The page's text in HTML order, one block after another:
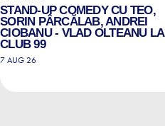
STAND-UP COMEDY CU TEO,
SORIN PÂRCĂLAB, ANDREI
CIOBANU - VLAD OLTEANU LA
CLUB 99
7 AUG 26